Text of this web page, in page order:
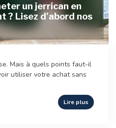
un jerrican en
? Lisez d'abord nos
Mais à quels points faut-il
utiliser votre achat sans
Lire plus